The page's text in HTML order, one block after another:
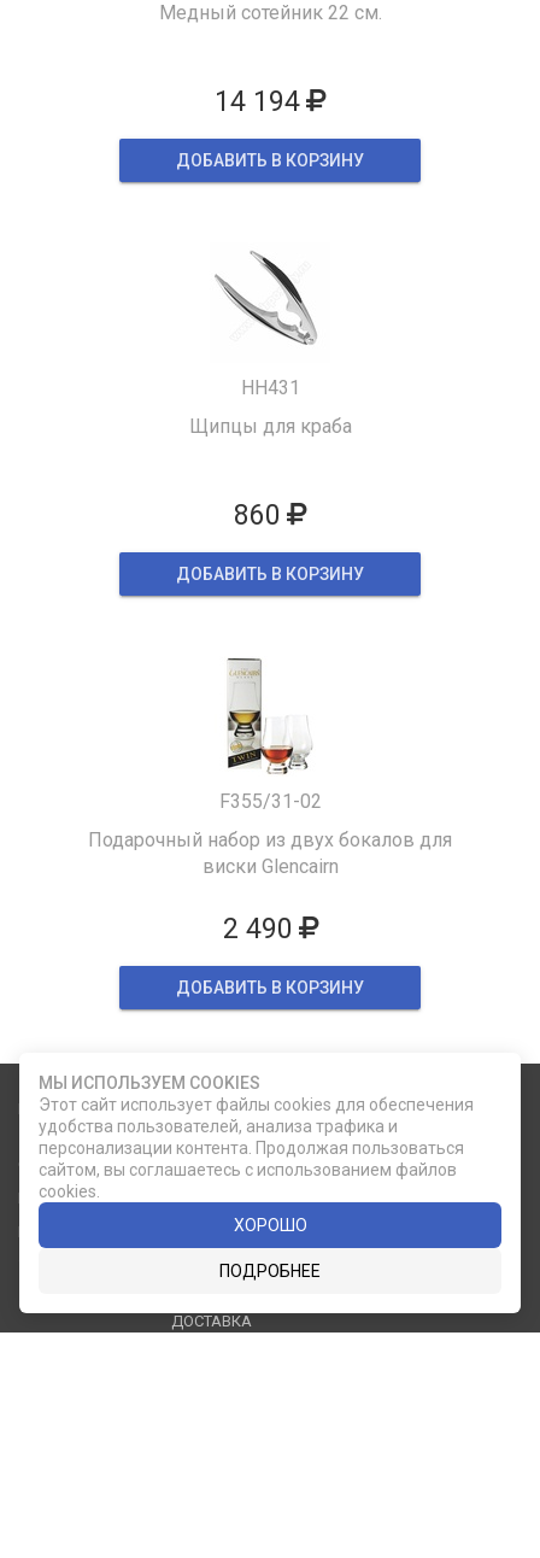
Медный сотейник 22 см.
14 194
ДОБАВИТЬ В КОРЗИНУ
HH431
Щипцы для краба
860
ДОБАВИТЬ В КОРЗИНУ
F355/31-02
Подарочный набор из двух бокалов для
виски Glencairn
2 490
ДОБАВИТЬ В КОРЗИНУ
Карта сайта
О КОМПАНИИ
КАТАЛОГ
НОВОСТИ
СТАТЬИ
КОНТАКТЫ
PDF КАТАЛОГИ
ДОСТАВКА
Социальные сети
МЫ ИСПОЛЬЗУЕМ COOKIES
Этот сайт использует файлы cookies для обеспечения
удобства пользователей, анализа трафика и
персонализации контента. Продолжая пользоваться
сайтом, вы соглашаетесь с использованием файлов
cookies.
ХОРОШО
ПОДРОБНЕЕ